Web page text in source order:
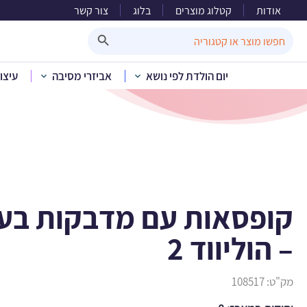
אודות קטלוג מוצרים בלוג צור קשר
for:
יום הולדת לפי נושא אביזרי מסיבה
קופסאות עם
בית»קטלוג מוצרים»קישוטים
קופסאות עם מדבקות
– הוליווד 2
מק"ט:108517